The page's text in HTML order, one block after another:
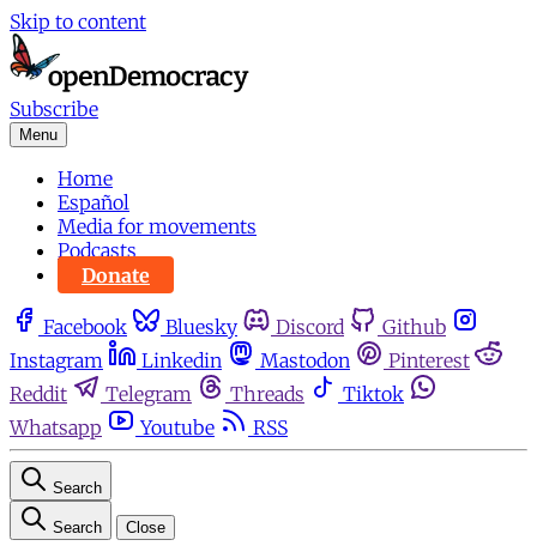
Skip to content
Subscribe
Menu
Home
Español
Media for movements
Podcasts
Donate
Facebook Bluesky Discord
Github
Instagram
Linkedin Mastodon
Pinterest
Reddit
Telegram Threads
Tiktok
Whatsapp
Youtube RSS
Search
Search Close